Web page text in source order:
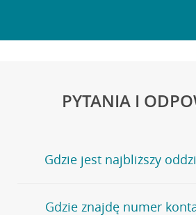
PYTANIA I
Gdzie jest najbliższy
Jeśli szukasz oddziału naszego banku,
Gdzie znajdę numer